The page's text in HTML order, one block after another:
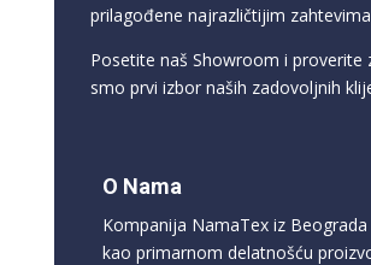
prilagođene najrazličtijim
Posetite naš Showroom i proverite
smo prvi izbor naših zadovoljnih
O Nama
Kompanija NamaTex iz Beograda
kao primarnom delatnošću